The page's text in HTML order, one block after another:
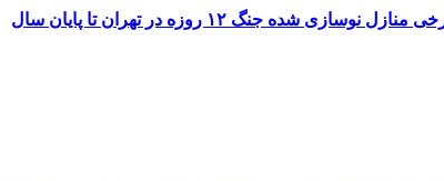
جنگ ۱۲ روزه در تهران تا پایان سال